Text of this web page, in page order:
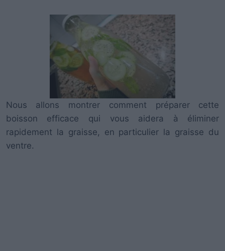
Nous allons montrer comment préparer cette
boisson efficace qui vous aidera à éliminer
rapidement la graisse, en particulier la graisse du
ventre.